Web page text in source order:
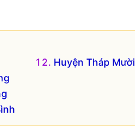
Huyện Tháp Mười